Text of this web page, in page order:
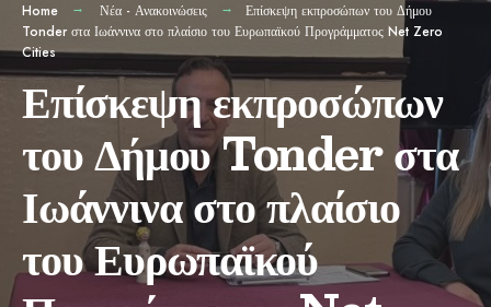
Home Νέα - Ανακοινώσεις
Επίσκεψη εκπροσώπων του Δήμου
Tonder στα Ιωάννινα στο πλαίσιο του Ευρωπαϊκού Προγράμματος Net Zero
Cities
Επίσκεψη εκπροσώπων
του Δήμου Tonder στα
Ιωάννινα στο πλαίσιο
του Ευρωπαϊκού